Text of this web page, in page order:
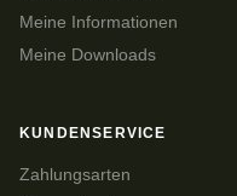
Meine Informationen
Meine Downloads
KUNDENSERVICE
Zahlungsarten